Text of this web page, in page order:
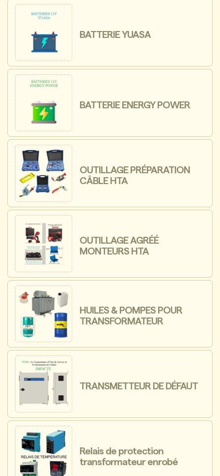
BATTERIE YUASA
BATTERIE ENERGY POWER
OUTILLAGE PRÉPARATION
CÂBLE HTA
OUTILLAGE AGRÉÉ
MONTEURS HTA
HUILES & POMPES POUR
TRANSFORMATEUR
TRANSMETTEUR DE DÉFAUT
Relais de protection
transformateur enrobé